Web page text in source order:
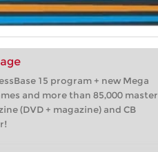
15 program + new Mega
and more than 85,000 master
(DVD + magazine) and CB